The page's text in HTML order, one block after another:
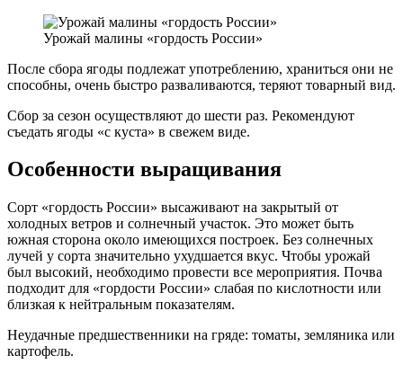
Урожай малины «гордость России»
После сбора ягоды подлежат употреблению, храниться они не
способны, очень быстро разваливаются, теряют товарный вид.
Сбор за сезон осуществляют до шести раз. Рекомендуют
съедать ягоды «с куста» в свежем виде.
Особенности выращивания
Сорт «гордость России» высаживают на закрытый от
холодных ветров и солнечный участок. Это может быть
южная сторона около имеющихся построек. Без солнечных
лучей у сорта значительно ухудшается вкус. Чтобы урожай
был высокий, необходимо провести все мероприятия. Почва
подходит для «гордости России» слабая по кислотности или
близкая к нейтральным показателям.
Неудачные предшественники на гряде: томаты, земляника или
картофель.